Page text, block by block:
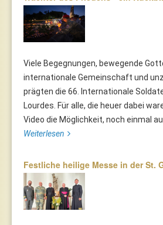
Viele Begegnungen, bewegende
internationale Gemeinschaft und
prägten die 66. Internationale
Lourdes. Für alle, die heuer dabei
Video die Möglichkeit, noch einmal
Weiterlesen
Festliche heilige Messe in der St.